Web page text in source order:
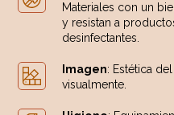
Materiales con un
y resistan a
desinfectantes.
Imagen: Estética
visualmente.